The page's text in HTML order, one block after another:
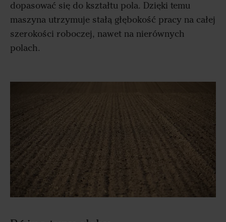
dopasować się do kształtu pola. Dzięki temu
maszyna utrzymuje stałą głębokość pracy na całej
szerokości roboczej, nawet na nierównych
polach.